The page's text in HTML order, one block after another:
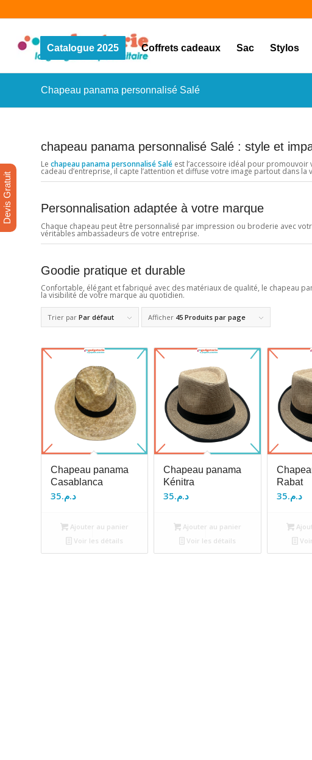
Catalogue 2025 Coffrets cadeaux Sac Stylos
Chapeau panama personnalisé Salé
chapeau panama personnalisé Salé : style et
Le chapeau panama personnalisé Salé est l’accessoire idéal pour promouvoir
cadeau d’entreprise, il capte l’attention et diffuse votre image partout dans la
Personnalisation adaptée à votre marque
Chaque chapeau peut être personnalisé par impression ou broderie avec
véritables ambassadeurs de votre entreprise.
Goodie pratique et durable
Confortable, élégant et fabriqué avec des matériaux de qualité, le chapeau
la visibilité de votre marque au quotidien.
Trier par Par défaut Afficher 45 Produits par page
Chapeau panama
Casablanca
د.م.35
Ajouter au panier
Voir les détails
Chapeau panama
Kénitra
د.م.35
Ajouter au panier
Voir les détails
Rabat
د.م.35
Devis Gratuit